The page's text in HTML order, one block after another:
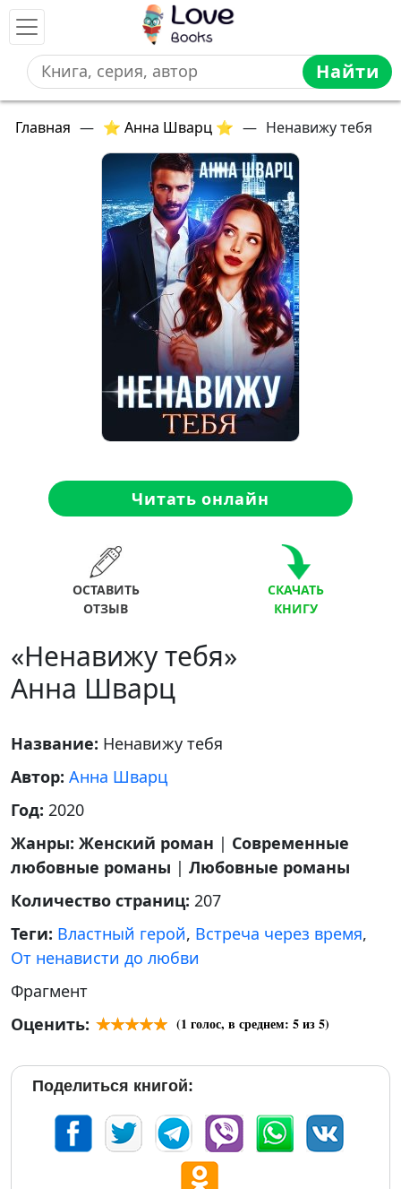
Найти
Главная — ⭐ Анна Шварц ⭐ — Ненавижу тебя
Читать онлайн
ОСТАВИТЬ
ОТЗЫВ
СКАЧАТЬ
КНИГУ
«Ненавижу тебя»
Анна Шварц
Название: Ненавижу тебя
Автор: Анна Шварц
Год: 2020
Жанры: Женский роман | Современные
любовные романы | Любовные романы
Количество страниц: 207
Теги: Властный герой, Встреча через время,
От ненависти до любви
Фрагмент
Оценить:
(1 голос, в среднем: 5из 5)
Поделиться книгой: